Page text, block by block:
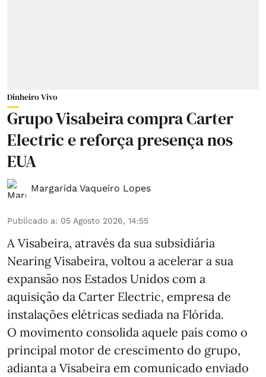
Dinheiro Vivo
Grupo Visabeira compra Carter
Electric e reforça presença nos
EUA
Margarida Vaqueiro Lopes
Publicado a: 05 Agosto 2026, 14:55
A Visabeira, através da sua subsidiária
Nearing Visabeira, voltou a acelerar a sua
expansão nos Estados Unidos com a
aquisição da Carter Electric, empresa de
instalações elétricas sediada na Flórida.
O movimento consolida aquele país como o
principal motor de crescimento do grupo,
adianta a Visabeira em comunicado enviado